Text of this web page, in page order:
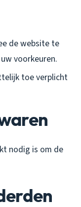
de website te
voorkeuren.
toe verplicht
nodig is om de